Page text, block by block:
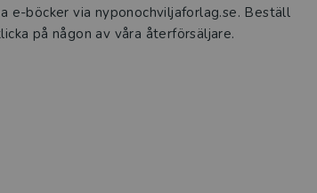
e-böcker via nyponochviljaforlag.se. Beställ
på någon av våra återförsäljare.